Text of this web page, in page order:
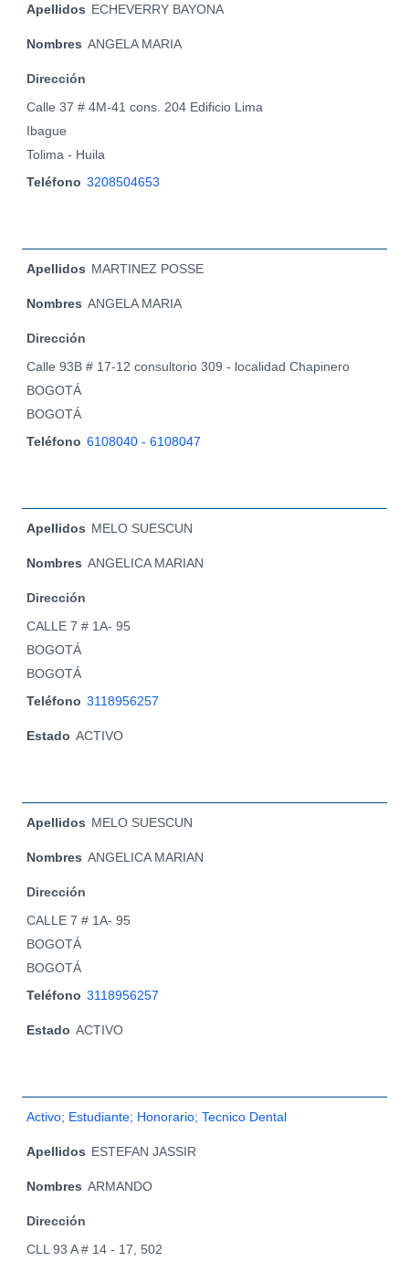
Apellidos ECHEVERRY BAYONA
Nombres ANGELA MARIA
Dirección
Calle 37 # 4M-41 cons. 204 Edificio Lima
Ibague
Tolima - Huila
Teléfono 3208504653
Apellidos MARTINEZ POSSE
Nombres ANGELA MARIA
Dirección
Calle 93B # 17-12 consultorio 309 - localidad Chapinero
BOGOTÁ
BOGOTÁ
Teléfono 6108040 - 6108047
Apellidos MELO SUESCUN
Nombres ANGELICA MARIAN
Dirección
CALLE 7 # 1A- 95
BOGOTÁ
BOGOTÁ
Teléfono 3118956257
Estado ACTIVO
Apellidos MELO SUESCUN
Nombres ANGELICA MARIAN
Dirección
CALLE 7 # 1A- 95
BOGOTÁ
BOGOTÁ
Teléfono 3118956257
Estado ACTIVO
Activo; Estudiante; Honorario; Tecnico Dental
Apellidos ESTEFAN JASSIR
Nombres ARMANDO
Dirección
CLL 93 A # 14 - 17, 502